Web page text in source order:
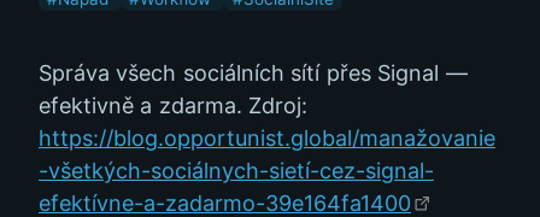
Správa všech sociálních sítí přes Signal —
efektivně a zdarma. Zdroj:
https://blog.opportunist.global/manažovanie
-všetkých-sociálnych-sietí-cez-signal-
efektívne-a-zadarmo-39e164fa1400